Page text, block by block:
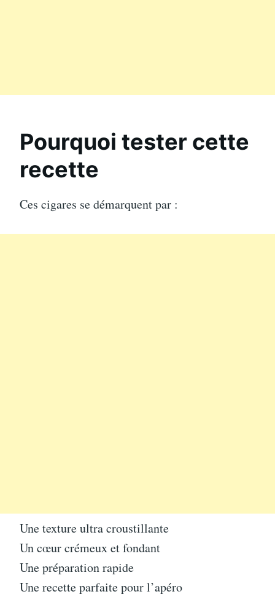
Pourquoi tester cette
recette
Ces cigares se démarquent par :
Une texture ultra croustillante
Un cœur crémeux et fondant
Une préparation rapide
Une recette parfaite pour l’apéro